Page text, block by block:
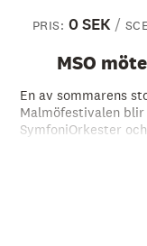
PRIS: 0 SEK
MSO
En av sommarens
Malmöfestivalen
SymfoniOrkester